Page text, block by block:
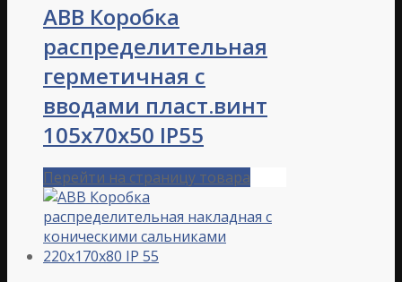
ABB Коробка
распределительная
герметичная с
вводами пласт.винт
105х70х50 IP55
Перейти на страницу товара